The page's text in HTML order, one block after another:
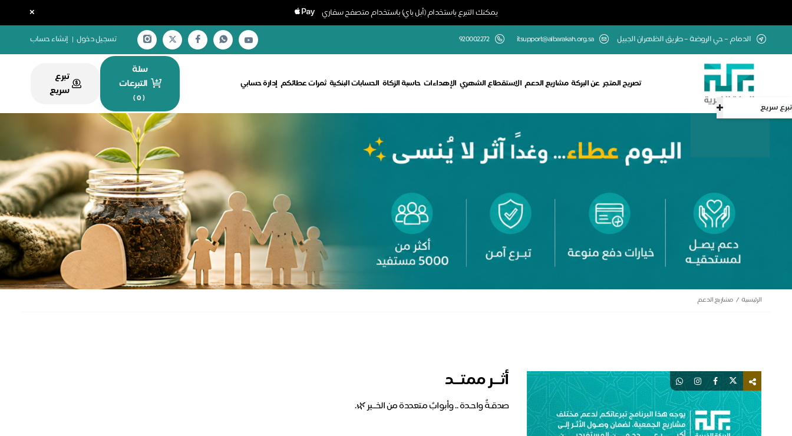
يمكنك التبرع باستخدام (أبل باي) باستخدام متصفح سفاري ×
تبرع سريع
الدمام – حي الروضة – طريق الظهران الجبيل itsupport@albarakah.org.sa
920002272 تسجيل دخول | إنشاء حساب
تصريح المتجر عن البركة مشاريع الدعم الاستقطاع الشهري الإهداءات حاسبة الزكاة الحسابات البنكية ثمرات عطائكم إدارة حسابي
سلة
التبرعات
(
0
)
تبرع
سريع
الرئيسية مشاريع الدعم
أثــر ممتــد
صدقـةٌ واحـدة .. وأبوابٌ متعددة من الخــير 🌿.